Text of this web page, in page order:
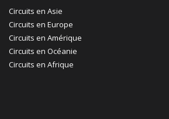
Circuits en Asie
Circuits en Europe
Circuits en Amérique
Circuits en Océanie
Circuits en Afrique